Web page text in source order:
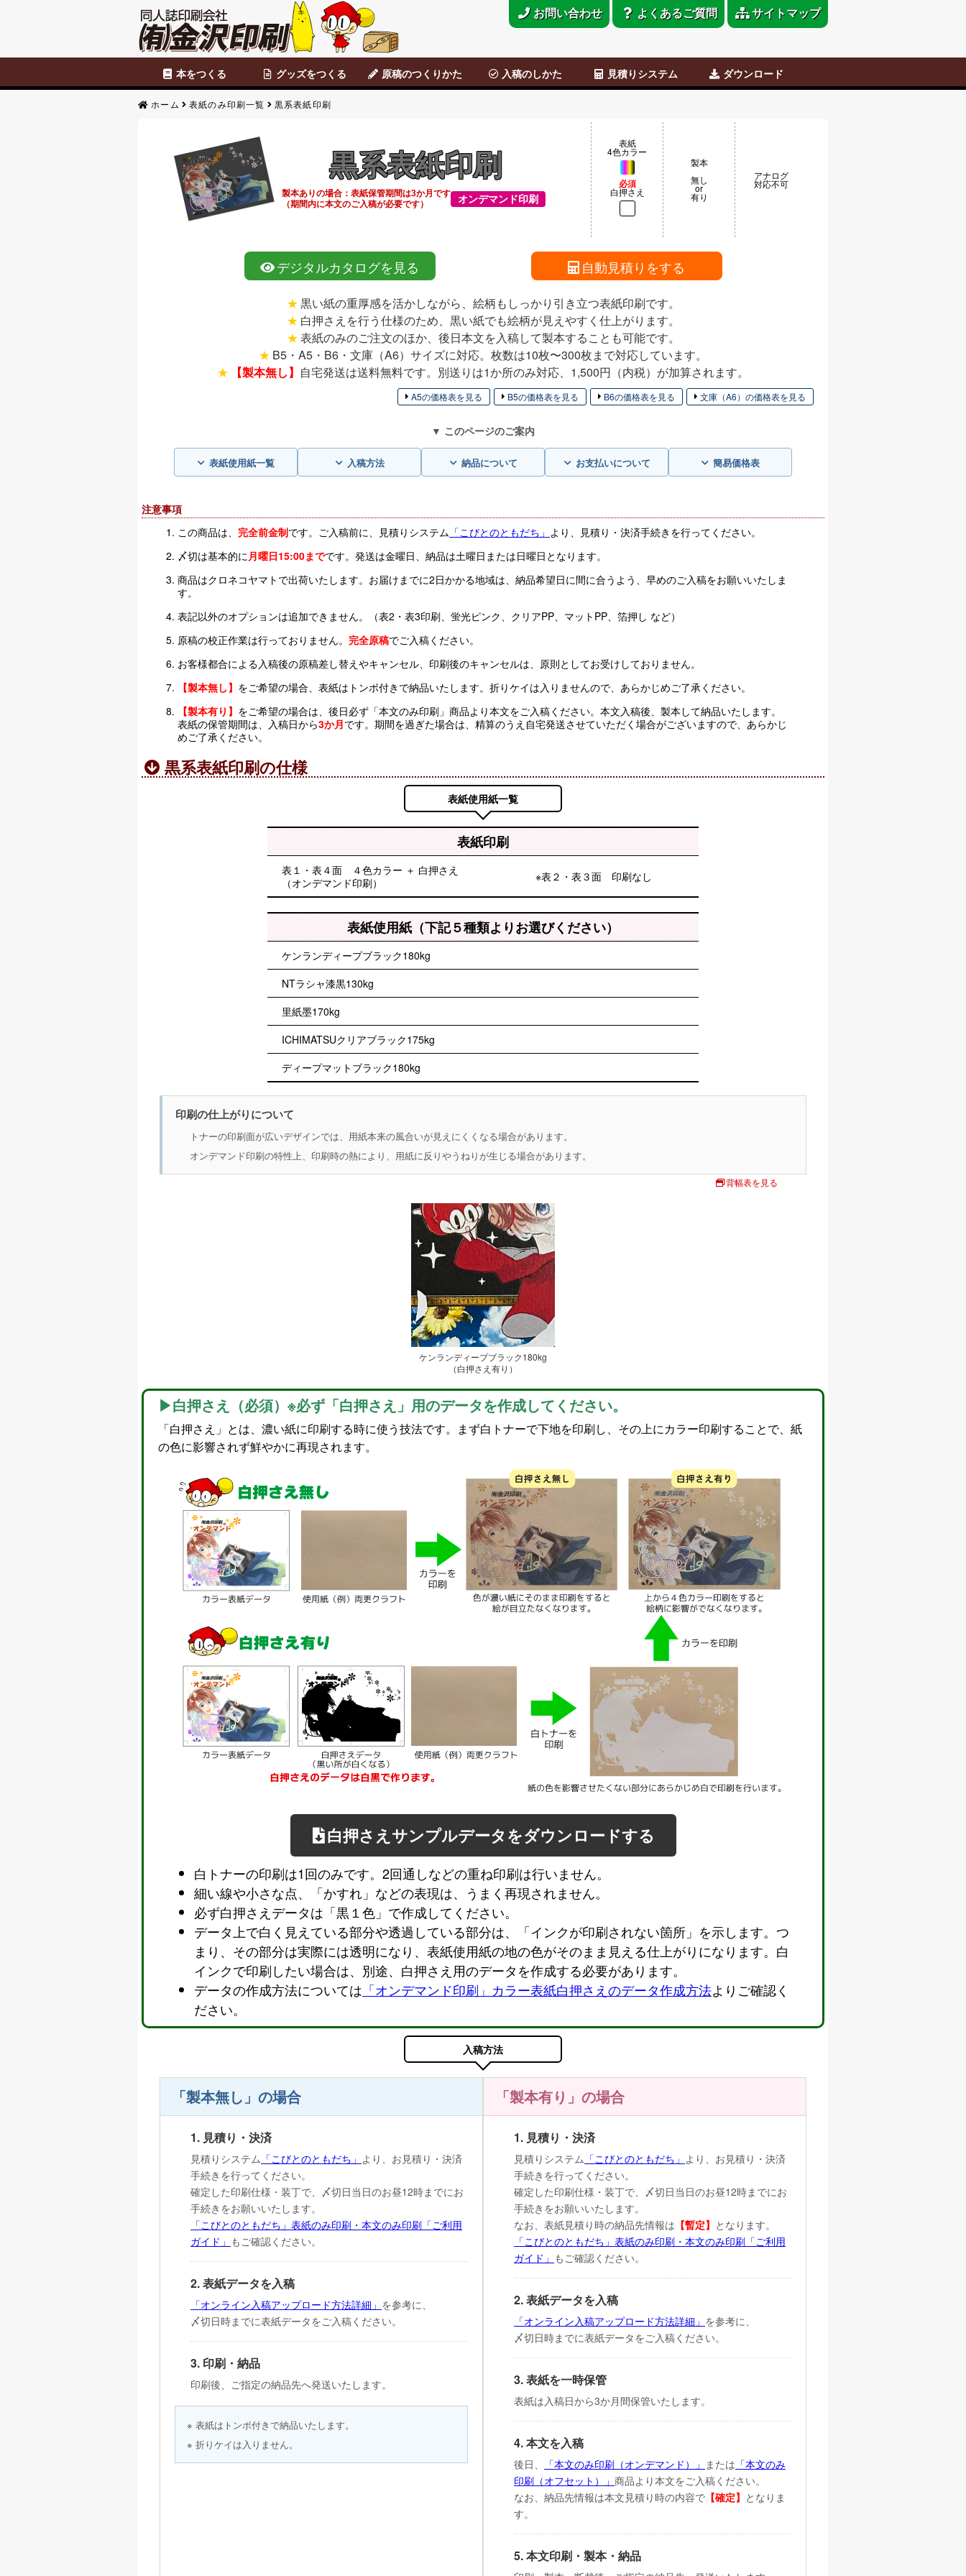
お問い合わせ よくあるご質問 サイトマップ
本をつくる
セット商品
カスタマイズ商品
表紙のみ印刷
本文のみ印刷
グッズをつくる
便せん・チラシ
原稿のつくりかた 入稿のしかた 見積りシステム ダウンロード
ホーム 表紙のみ印刷一覧 黒系表紙印刷
黒系表紙印刷
製本ありの場合：表紙保管期間は3か月です
（期間内に本文のご入稿が必要です）
オンデマンド印刷
表紙
4色カラー
必須
白押さえ
製本
無し
or
有り
アナログ
対応不可
デジタルカタログを見る 自動見積りをする
黒い紙の重厚感を活かしながら、絵柄もしっかり引き立つ表紙印刷です。
白押さえを行う仕様のため、黒い紙でも絵柄が見えやすく仕上がります。
表紙のみのご注文のほか、後日本文を入稿して製本することも可能です。
B5・A5・B6・文庫（A6）サイズに対応。枚数は10枚〜300枚まで対応しています。
【製本無し】 自宅発送は送料無料です。別送りは1か所のみ対応、1,500円（内税）が加算されます。
A5の価格表を見る B5の価格表を見る B6の価格表を見る 文庫（A6）の価格表を見る
▼ このページのご案内
表紙使用紙一覧 入稿方法 納品について お支払いについて 簡易価格表
注意事項
この商品は、 完全前金制です。ご入稿前に、見積りシステム 「こびとのともだち」 より、見積り・決済手続きを行ってください。
〆切は基本的に月曜日15:00までです。発送は金曜日、納品は土曜日または日曜日となります。
商品はクロネコヤマトで出荷いたします。お届けまでに2日かかる地域は、納品希望日に間に合うよう、早めのご入稿をお願いいたしま
す。
表記以外のオプションは追加できません。（表2・表3印刷、蛍光ピンク、クリアPP、マットPP、箔押し など）
原稿の校正作業は行っておりません。 完全原稿でご入稿ください。
お客様都合による入稿後の原稿差し替えやキャンセル、印刷後のキャンセルは、原則としてお受けしておりません。
【製本無し】 をご希望の場合、表紙はトンボ付きで納品いたします。折りケイは入りませんので、あらかじめご了承ください。
【製本有り】 をご希望の場合は、後日必ず「本文のみ印刷」商品より本文をご入稿ください。本文入稿後、製本して納品いたします。
表紙の保管期間は、入稿日から3か月です。期間を過ぎた場合は、精算のうえ自宅発送させていただく場合がございますので、あらかじ
めご了承ください。
黒系表紙印刷の仕様
表紙使用紙一覧
表紙印刷
表１・表４面 ４色カラー ＋ 白押さえ
（オンデマンド印刷）
※表２・表３面 印刷なし
表紙使用紙（下記５種類よりお選びください）
ケンランディープブラック180kg
NTラシャ漆黒130kg
里紙墨170kg
ICHIMATSUクリアブラック175kg
ディープマットブラック180kg
印刷の仕上がりについて
トナーの印刷面が広いデザインでは、用紙本来の風合いが見えにくくなる場合があります。
オンデマンド印刷の特性上、印刷時の熱により、用紙に反りやうねりが生じる場合があります。
背幅表を見る
ケンランディープブラック180kg
（白押さえ有り）
▶白押さえ（必須）※必ず「白押さえ」用のデータを作成してください。
「白押さえ」とは、濃い紙に印刷する時に使う技法です。まず白トナーで下地を印刷し、その上にカラー印刷することで、紙
の色に影響されず鮮やかに再現されます。
白押さえサンプルデータをダウンロードする
白トナーの印刷は1回のみです。2回通しなどの重ね印刷は行いません。
細い線や小さな点、「かすれ」などの表現は、うまく再現されません。
必ず白押さえデータは「黒１色」で作成してください。
データ上で白く見えている部分や透過している部分は、「インクが印刷されない箇所」を示します。つ
まり、その部分は実際には透明になり、表紙使用紙の地の色がそのまま見える仕上がりになります。白
インクで印刷したい場合は、別途、白押さえ用のデータを作成する必要があります。
データの作成方法については 「オンデマンド印刷」カラー表紙白押さえのデータ作成方法よりご確認く
ださい。
入稿方法
「製本無し」の場合
1. 見積り・決済
見積りシステム 「こびとのともだち」 より、お見積り・決済
手続きを行ってください。
確定した印刷仕様・装丁で、〆切日当日のお昼12時までにお
手続きをお願いいたします。
「こびとのともだち」表紙のみ印刷・本文のみ印刷「ご利用
ガイド」 もご確認ください。
2. 表紙データを入稿
「オンライン入稿アップロード方法詳細」 を参考に、
〆切日時までに表紙データをご入稿ください。
3. 印刷・納品
印刷後、ご指定の納品先へ発送いたします。
※ 表紙はトンボ付きで納品いたします。
※ 折りケイは入りません。
「製本有り」の場合
1. 見積り・決済
見積りシステム 「こびとのともだち」 より、お見積り・決済
手続きを行ってください。
確定した印刷仕様・装丁で、〆切日当日のお昼12時までにお
手続きをお願いいたします。
なお、表紙見積り時の納品先情報は 【暫定】 となります。
「こびとのともだち」表紙のみ印刷・本文のみ印刷「ご利用
ガイド」 もご確認ください。
2. 表紙データを入稿
「オンライン入稿アップロード方法詳細」 を参考に、
〆切日時までに表紙データをご入稿ください。
3. 表紙を一時保管
表紙は入稿日から3か月間保管いたします。
4. 本文を入稿
後日、 「本文のみ印刷（オンデマンド）」 または 「本文のみ
印刷（オフセット）」 商品より本文をご入稿ください。
なお、納品先情報は本文見積り時の内容で 【確定】 となりま
す。
5. 本文印刷・製本・納品